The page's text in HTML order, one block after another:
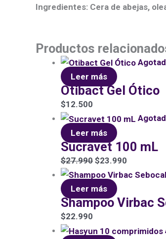
Ingredientes: Cera de abejas,
Productos
Leer más
Otibact Gel Ótico
$12.500
Leer más
Sucravet 100 mL
$27.990 $23.990
Leer más
Shampoo Virbac
$22.990